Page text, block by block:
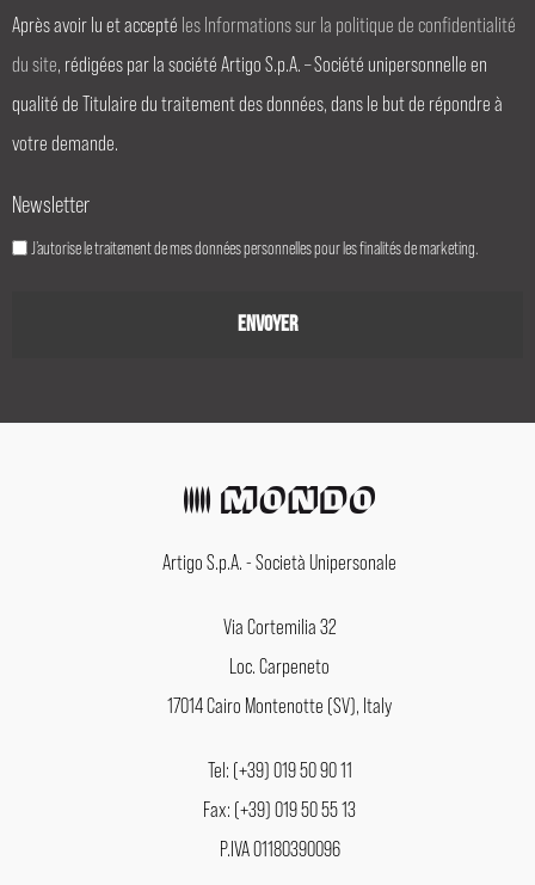
Après avoir lu et accepté les Informations sur la politique de confidentialité
du site, rédigées par la société Artigo S.p.A. – Société unipersonnelle en
qualité de Titulaire du traitement des données, dans le but de répondre à
votre demande.
Newsletter
J’autorise le traitement de mes données personnelles pour les finalités de marketing.
Artigo S.p.A. - Società Unipersonale
Via Cortemilia 32
Loc. Carpeneto
17014 Cairo Montenotte (SV), Italy
Tel: (+39) 019 50 90 11
Fax: (+39) 019 50 55 13
P.IVA 01180390096